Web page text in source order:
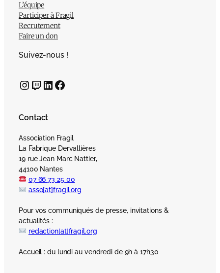
L’équipe
Participer à Fragil
Recrutement
Faire un don
Suivez-nous !
InstagramTwitch LinkedIn Facebook
Contact
Association Fragil
La Fabrique Dervallières
19 rue Jean Marc Nattier,
44100 Nantes
07 66 73 25 00
asso[at]fragil.org
Pour vos communiqués de presse, invitations &
actualités :
redaction[at]fragil.org
Accueil : du lundi au vendredi de 9h à 17h30